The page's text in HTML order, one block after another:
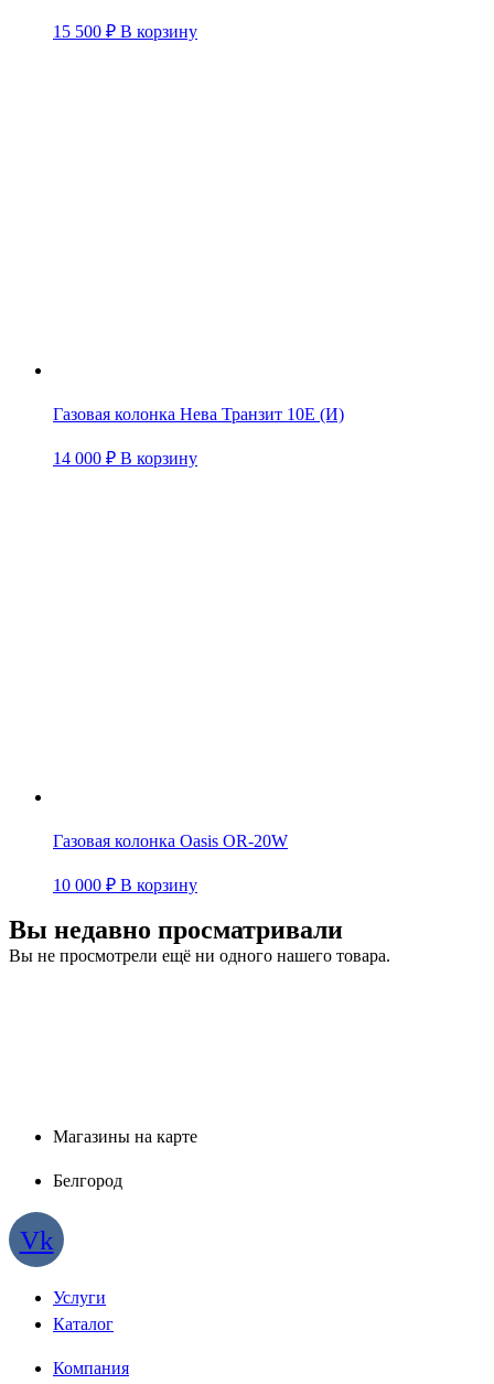
15 500 ₽ В корзину
Газовая колонка Нева Транзит 10Е (И)
14 000 ₽ В корзину
Газовая колонка Oasis OR-20W
10 000 ₽ В корзину
Вы недавно просматривали
Вы не просмотрели ещё ни одного нашего товара.
Магазины на карте
Белгород
Vk
Услуги
Каталог
Компания